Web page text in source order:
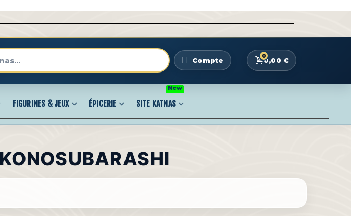
Compte
0
0,00 €
FIGURINES & JEUX ÉPICERIE SITE KATNAS
New
KONOSUBARASHI